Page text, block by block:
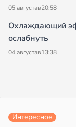
05 августав20:58
Охлаждающий
ослабнуть
04 августав13:38
Интересное